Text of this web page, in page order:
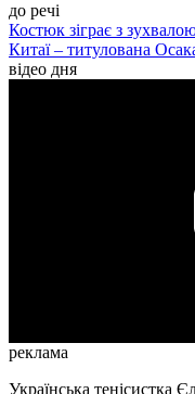
до речі
Костюк зіграє з
Китаї – титулована
відео дня
реклама
Українська тенісистка